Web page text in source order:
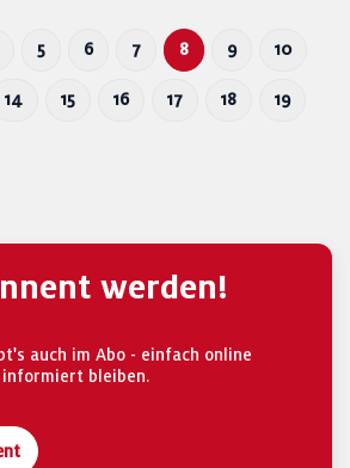
5 6 7 8 9 10
14 15 16 17 18 19
werden!
auch im Abo - einfach online
bleiben.